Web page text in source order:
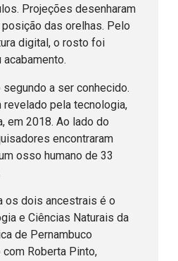
Projeções desenharam
das orelhas. Pelo
digital, o rosto foi
a ser conhecido.
revelado pela tecnologia,
em 2018. Ao lado do
encontraram
osso humano de 33
os dois ancestrais é o
e Ciências Naturais da
de Pernambuco
com Roberta Pinto,